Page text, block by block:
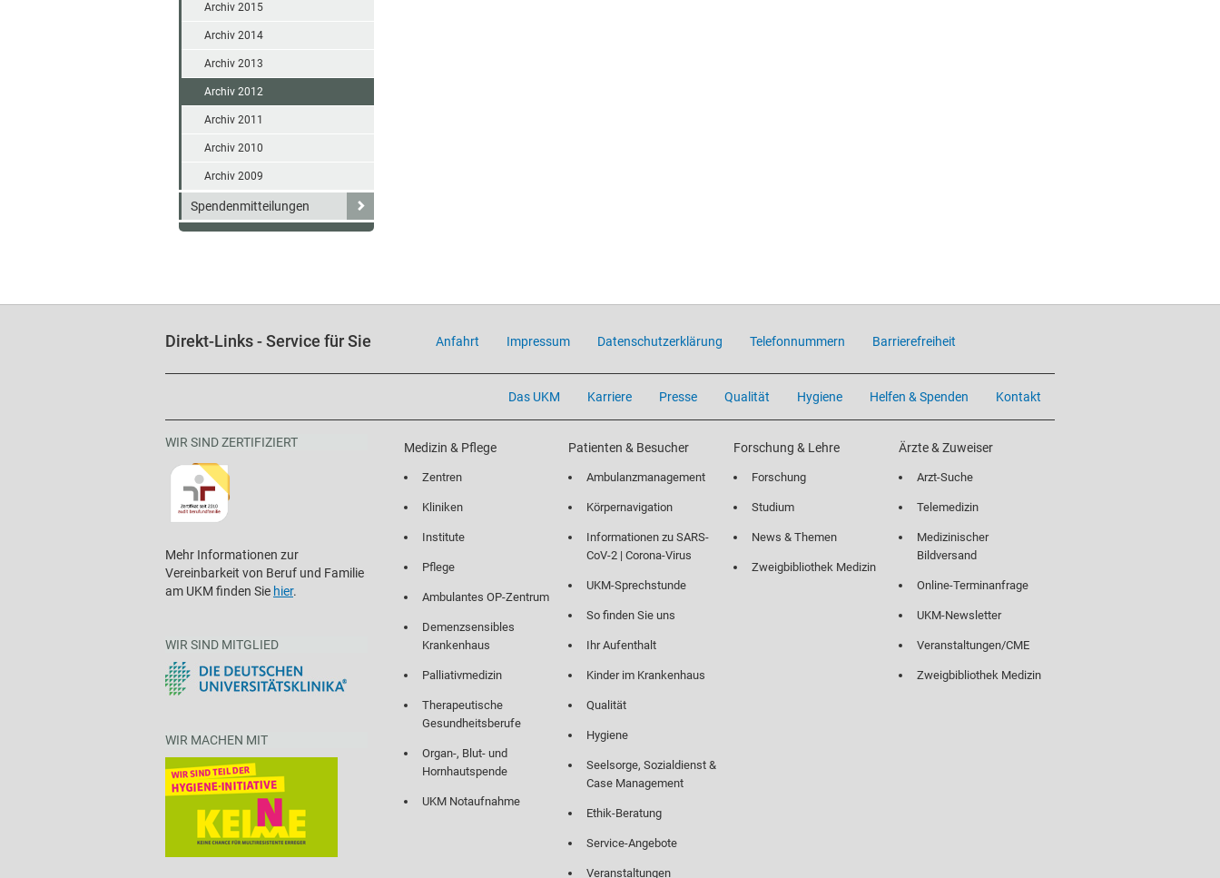
Archiv 2015
Archiv 2014
Archiv 2013
Archiv 2012
Archiv 2011
Archiv 2010
Archiv 2009
Spendenmitteilungen
Direkt-Links - Service für Sie Anfahrt Impressum Datenschutzerklärung Telefonnummern Barrierefreiheit
Das UKM Karriere Presse Qualität Hygiene Helfen & Spenden Kontakt
WIR SIND ZERTIFIZIERT
Mehr Informationen zur
Vereinbarkeit von Beruf und Familie
am UKM finden Sie hier.
WIR SIND MITGLIED
WIR MACHEN MIT
Medizin & Pflege
Zentren
Kliniken
Institute
Pflege
Ambulantes OP-Zentrum
Demenzsensibles
Krankenhaus
Palliativmedizin
Therapeutische
Gesundheitsberufe
Organ-, Blut- und
Hornhautspende
UKM Notaufnahme
Patienten & Besucher
Ambulanzmanagement
Körpernavigation
Informationen zu SARS-
CoV-2 | Corona-Virus
UKM-Sprechstunde
So finden Sie uns
Ihr Aufenthalt
Kinder im Krankenhaus
Qualität
Hygiene
Seelsorge, Sozialdienst &
Case Management
Ethik-Beratung
Service-Angebote
Veranstaltungen
Forschung & Lehre
Forschung
Studium
News & Themen
Zweigbibliothek Medizin
Ärzte & Zuweiser
Arzt-Suche
Telemedizin
Medizinischer
Bildversand
Online-Terminanfrage
UKM-Newsletter
Veranstaltungen/CME
Zweigbibliothek Medizin